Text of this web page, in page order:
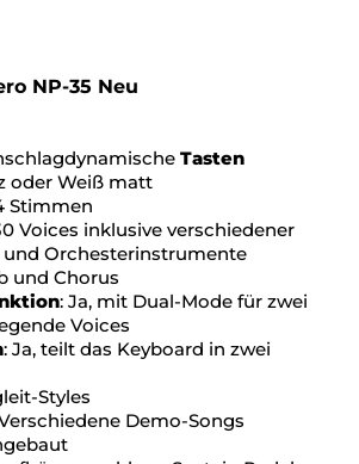
NP-35 Neu
Tasten
oder Weiß matt
Stimmen
Voices inklusive verschiedener
und Orchesterinstrumente
und Chorus
: Ja, mit Dual-Mode für zwei
Voices
: Ja, teilt das Keyboard in zwei
Styles
Demo-Songs